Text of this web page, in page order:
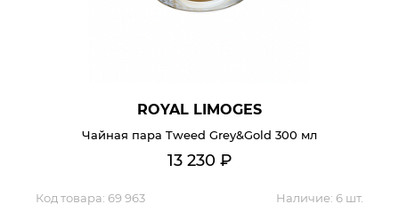
ROYAL LIMOGES
Чайная пара Tweed Grey&Gold 300 мл
13 230 ₽
Код товара: 69 963 Наличие: 6 шт.